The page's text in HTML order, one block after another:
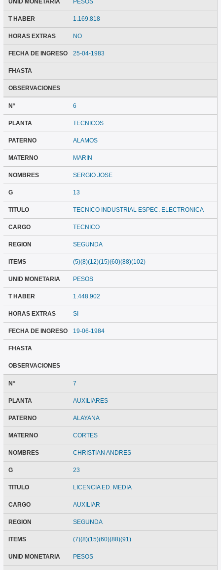
UNID MONETARIA PESOS
T HABER 1.169.818
HORAS EXTRAS NO
FECHA DE INGRESO 25-04-1983
FHASTA
OBSERVACIONES
N° 6
PLANTA TECNICOS
PATERNO ALAMOS
MATERNO MARIN
NOMBRES SERGIO JOSE
G 13
TITULO TECNICO INDUSTRIAL ESPEC. ELECTRONICA
CARGO TECNICO
REGION SEGUNDA
ITEMS (5)(8)(12)(15)(60)(88)(102)
UNID MONETARIA PESOS
T HABER 1.448.902
HORAS EXTRAS SI
FECHA DE INGRESO 19-06-1984
FHASTA
OBSERVACIONES
N° 7
PLANTA AUXILIARES
PATERNO ALAYANA
MATERNO CORTES
NOMBRES CHRISTIAN ANDRES
G 23
TITULO LICENCIA ED. MEDIA
CARGO AUXILIAR
REGION SEGUNDA
ITEMS (7)(8)(15)(60)(88)(91)
UNID MONETARIA PESOS